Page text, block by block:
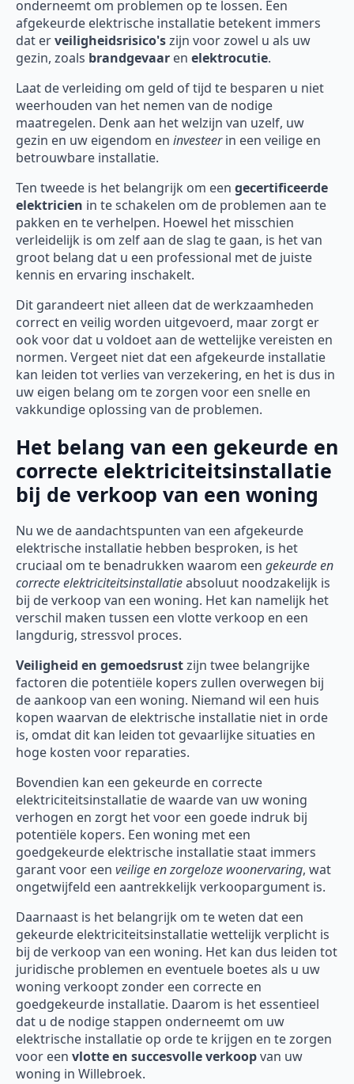
onderneemt om problemen op te lossen. Een
afgekeurde elektrische installatie betekent immers
dat erveiligheidsrisico'szijn voor zowel u als uw
gezin, zoals brandgevaar en elektrocutie.
Laat de verleiding om geld of tijd te besparen u niet
weerhouden van het nemen van de nodige
maatregelen. Denk aan het welzijn van uzelf, uw
gezin en uw eigendom en investeerin een veilige en
betrouwbare installatie.
Ten tweede is het belangrijk om een gecertificeerde
elektricien in te schakelen om de problemen aan te
pakken en te verhelpen. Hoewel het misschien
verleidelijk is om zelf aan de slag te gaan, is het van
groot belang dat u een professional met de juiste
kennis en ervaring inschakelt.
Dit garandeert niet alleen dat de werkzaamheden
correct en veilig worden uitgevoerd, maar zorgt er
ook voor dat u voldoet aan de wettelijke vereisten en
normen. Vergeet niet dat een afgekeurde installatie
kan leiden tot verlies van verzekering, en het is dus in
uw eigen belang om te zorgen voor een snelle en
vakkundige oplossing van de problemen.
Het belang van een gekeurde en
correcte elektriciteitsinstallatie
bij de verkoop van een woning
Nu we de aandachtspunten van een afgekeurde
elektrische installatie hebben besproken, is het
cruciaal om te benadrukken waarom een gekeurde en
correcte elektriciteitsinstallatieabsoluut noodzakelijk is
bij de verkoop van een woning. Het kan namelijk het
verschil maken tussen een vlotte verkoop en een
langdurig, stressvol proces.
Veiligheid en gemoedsrustzijn twee belangrijke
factoren die potentiële kopers zullen overwegen bij
de aankoop van een woning. Niemand wil een huis
kopen waarvan de elektrische installatie niet in orde
is, omdat dit kan leiden tot gevaarlijke situaties en
hoge kosten voor reparaties.
Bovendien kan een gekeurde en correcte
elektriciteitsinstallatie de waarde van uw woning
verhogen en zorgt het voor een goede indruk bij
potentiële kopers. Een woning met een
goedgekeurde elektrische installatie staat immers
garant voor een veilige en zorgeloze woonervaring, wat
ongetwijfeld een aantrekkelijk verkoopargument is.
Daarnaast is het belangrijk om te weten dat een
gekeurde elektriciteitsinstallatie wettelijk verplicht is
bij de verkoop van een woning. Het kan dus leiden tot
juridische problemen en eventuele boetes als u uw
woning verkoopt zonder een correcte en
goedgekeurde installatie. Daarom is het essentieel
dat u de nodige stappen onderneemt om uw
elektrische installatie op orde te krijgen en te zorgen
voor een vlotte en succesvolle verkoopvan uw
woning in Willebroek.